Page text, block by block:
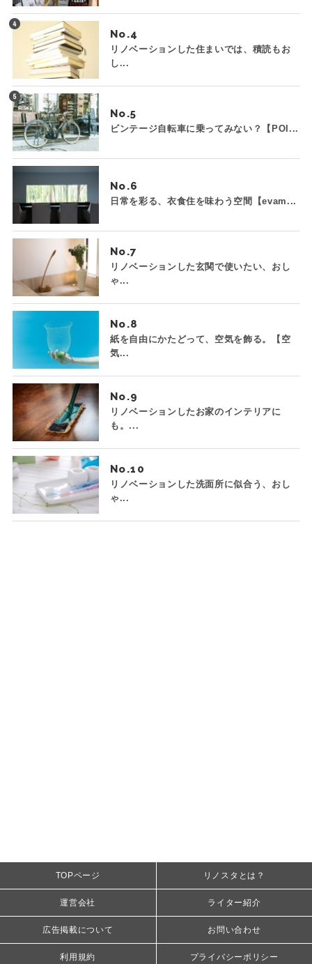
No.
リノベーションした住まいでは、積読もお
し...
No.
ビンテージ自転車に乗ってみない？【POI...
No.
日常を彩る、衣食住を味わう空間【evam...
No.
リノベーションした玄関で使いたい、おし
ゃ...
No.
紙を自由にかたどって、空気を飾る。【空
気...
No.
リノベーションしたお家のインテリアに
も。...
No.
リノベーションした洗面所に似合う、おし
ゃ...
TOPページ リノスタとは？
運営会社 ライター紹介
広告掲載について お問い合わせ
利用規約 プライバシーポリシー